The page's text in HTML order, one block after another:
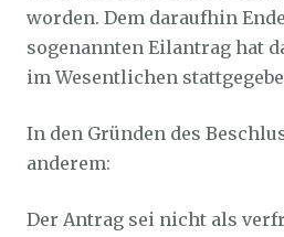
worden. Dem daraufhin
sogenannten Eilantrag hat
im Wesentlichen
In den Gründen des
anderem:
Der Antrag sei nicht als